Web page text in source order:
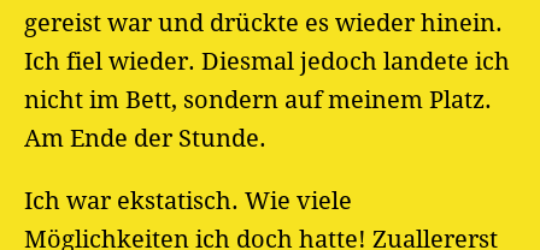
gereist war und drückte es wieder hinein.
Ich fiel wieder. Diesmal jedoch landete ich
nicht im Bett, sondern auf meinem Platz.
Am Ende der Stunde.
Ich war ekstatisch. Wie viele
Möglichkeiten ich doch hatte! Zuallererst